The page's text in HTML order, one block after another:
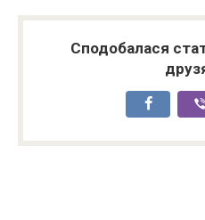
Сподобалася